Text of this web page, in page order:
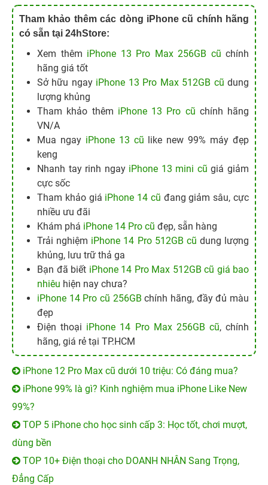
Tham khảo thêm các dòng iPhone cũ chính hãng
có sẵn tại 24hStore:
Xem thêm iPhone 13 Pro Max 256GB cũ chính
hãng giá tốt
Sở hữu ngay iPhone 13 Pro Max 512GB cũ dung
lượng khủng
Tham khảo thêm iPhone 13 Pro cũ chính hãng
VN/A
Mua ngay iPhone 13 cũ like new 99% máy đẹp
keng
Nhanh tay rinh ngay iPhone 13 mini cũ giá giảm
cực sốc
Tham khảo giá iPhone 14 cũ đang giảm sâu, cực
nhiều ưu đãi
Khám phá iPhone 14 Pro cũ đẹp, sẵn hàng
Trải nghiệm iPhone 14 Pro 512GB cũ dung lượng
khủng, lưu trữ thả ga
Bạn đã biết iPhone 14 Pro Max 512GB cũ giá bao
nhiêu hiện nay chưa?
iPhone 14 Pro cũ 256GB chính hãng, đầy đủ màu
đẹp
Điện thoại iPhone 14 Pro Max 256GB cũ, chính
hãng, giá rẻ tại TP.HCM
iPhone 12 Pro Max cũ dưới 10 triệu: Có đáng mua?
iPhone 99% là gì? Kinh nghiệm mua iPhone Like New
99%?
TOP 5 iPhone cho học sinh cấp 3: Học tốt, chơi mượt,
dùng bền
TOP 10+ Điện thoại cho DOANH NHÂN Sang Trọng,
Đẳng Cấp